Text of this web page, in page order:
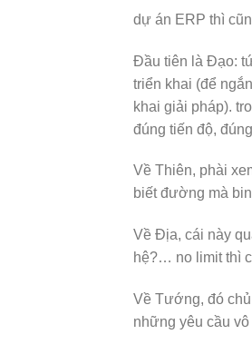
dự án ERP thì
Đầu tiên là Đạo:
triển khai (để
khai giải pháp).
đúng tiến độ,
Về Thiên, phài
biết đường mà
Về Địa, cái này
hệ?… no limit thì
Về Tướng, đó
những yêu cầu